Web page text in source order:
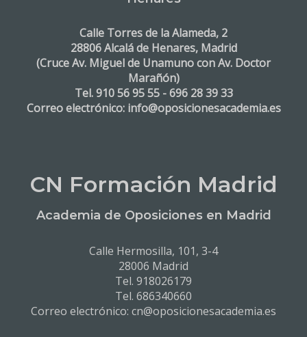
Calle Torres de la Alameda, 2
28806 Alcalá de Henares, Madrid
(Cruce Av. Miguel de Unamuno con Av. Doctor
Marañón)
Tel. 910 56 95 55 - 696 28 39 33
Correo electrónico: info@oposicionesacademia.es
CN Formación Madrid
Academia de Oposiciones en Madrid
Calle Hermosilla, 101, 3-4
28006 Madrid
Tel. 918026179
Tel. 686340660
Correo electrónico: cn@oposicionesacademia.es